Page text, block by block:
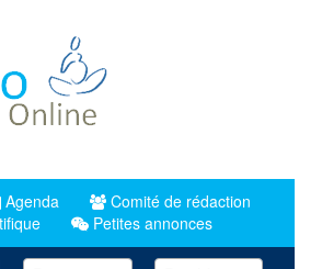
Agenda
Comité de rédaction
Petites annonces